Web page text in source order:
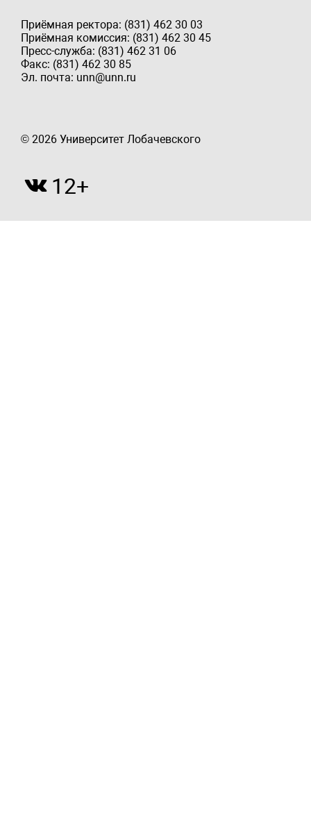
Приёмная ректора: (831) 462 30 03
Приёмная комиссия: (831) 462 30 45
Пресс-служба: (831) 462 31 06
Факс: (831) 462 30 85
Эл. почта: unn@unn.ru
© 2026 Университет Лобачевского
12+